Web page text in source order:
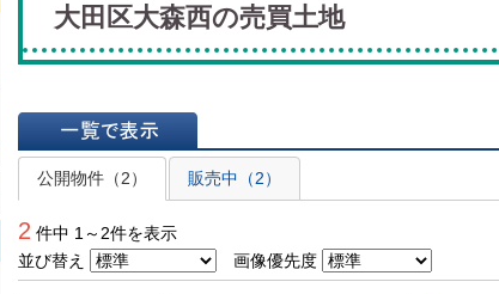
大田区大森西の売買土地
一覧で表示
公開物件（2）
販売中（2）
2 件中 1～2件を表示
並び替え
画像優先度